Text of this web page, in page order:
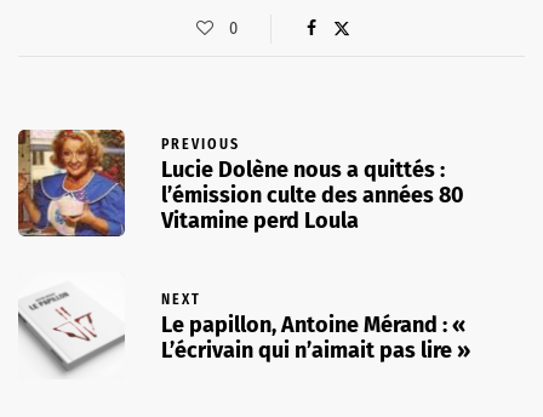
0
PREVIOUS
Lucie Dolène nous a quittés :
l’émission culte des années 80
Vitamine perd Loula
NEXT
Le papillon, Antoine Mérand : «
L’écrivain qui n’aimait pas lire »